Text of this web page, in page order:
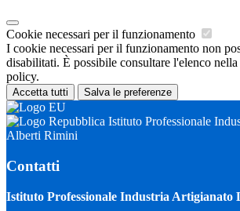
Cookie necessari per il funzionamento
I cookie necessari per il funzionamento non
disabilitati. È possibile consultare l'elenco
policy.
Accetta tutti Salva le preferenze
Istituto Professionale
Alberti Rimini
Contatti
Istituto Professionale Industria